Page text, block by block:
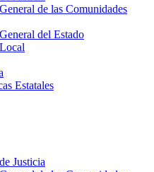
de las Comunidades
del Estado
Estatales
Justicia